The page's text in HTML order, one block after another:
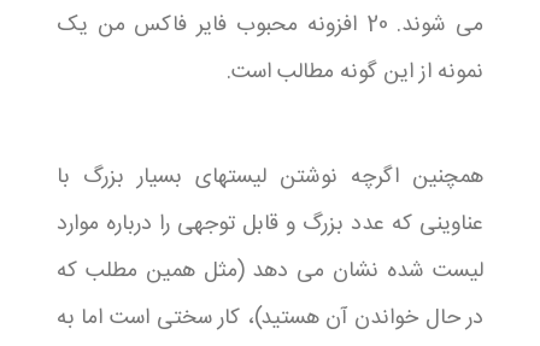
می شوند. 20 افزونه محبوب فایر فاکس من یک
نمونه از این گونه مطالب است.
همچنین اگرچه نوشتن لیستهای بسیار بزرگ با
عناوینی که عدد بزرگ و قابل توجهی را درباره موارد
لیست شده نشان می دهد (مثل همین مطلب که
در حال خواندن آن هستید)، کار سختی است اما به